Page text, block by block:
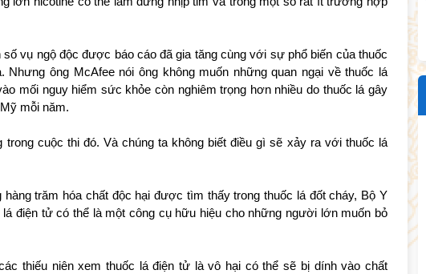
vụ ngộ độc được báo cáo đã gia tăng cùng với sự phổ biến của thuốc
Nhưng ông McAfee nói ông không muốn những quan ngại về thuốc lá
mối nguy hiểm sức khỏe còn nghiêm trọng hơn nhiều do thuốc lá gây
mỗi năm.
trong cuộc thi đó. Và chúng ta không biết điều gì sẽ xảy ra với thuốc lá
trăm hóa chất độc hại được tìm thấy trong thuốc lá đốt cháy, Bộ Y
điện tử có thể là một công cụ hữu hiệu cho những người lớn muốn bỏ
thiếu niên xem thuốc lá điện tử là vô hại có thể sẽ bị dính vào chất